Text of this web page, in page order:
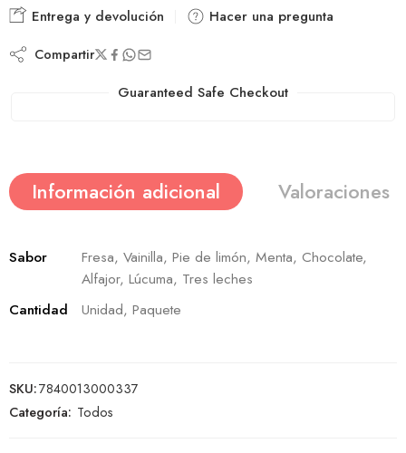
Entrega y devolución Hacer una pregunta
Compartir
Guaranteed Safe Checkout
Información adicional Valoraciones
Sabor
Fresa, Vainilla, Pie de limón, Menta, Chocolate,
Alfajor, Lúcuma, Tres leches
Cantidad
Unidad, Paquete
SKU:7840013000337
Categoría: Todos